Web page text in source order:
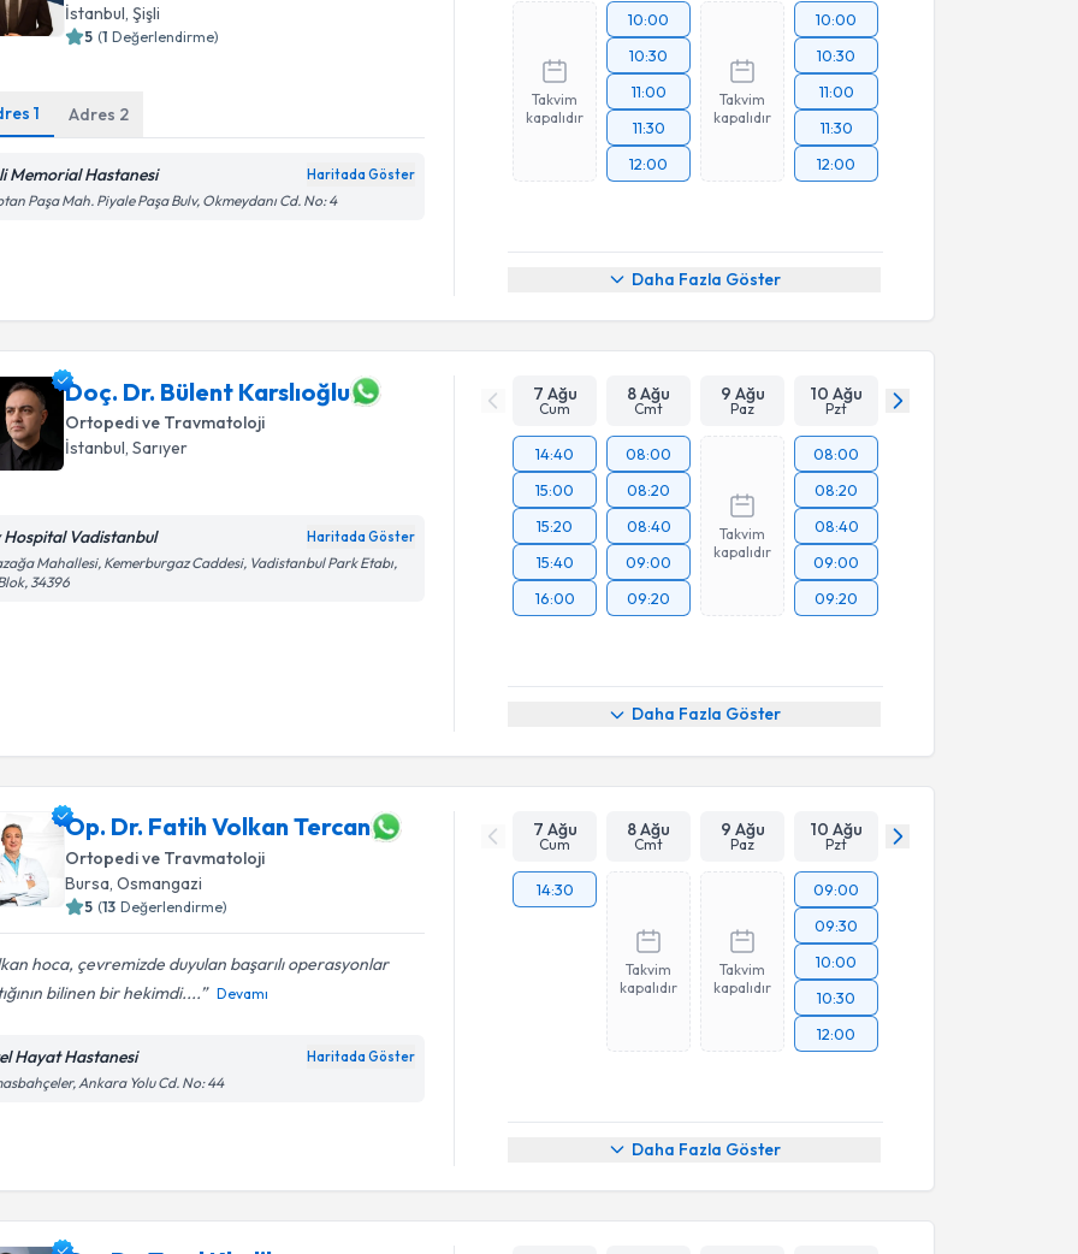
İstanbul , Şişli
5 (1 Değerlendirme)
1 Adres 2
Memorial Hastanesi Haritada Göster
Paşa Mah. Piyale Paşa Bulv, Okmeydanı Cd. No: 4
Takvim
kapalıdır
10:00
10:30
11:00
11:30
12:00
Takvim
kapalıdır
10:00
10:30
11:00
11:30
12:00
Daha Fazla Göster
Doç. Dr. Bülent Karslıoğlu
Ortopedi ve Travmatoloji
İstanbul, Sarıyer
Hospital Vadistanbul Haritada Göster
Mahallesi, Kemerburgaz Caddesi, Vadistanbul Park Etabı,
34396
7 Ağu
Cum
8 Ağu
Cmt
9 Ağu
Paz
10 Ağu
Pzt
14:40
15:00
15:20
15:40
16:00
08:00
08:20
08:40
09:00
09:20
Takvim
kapalıdır
08:00
08:20
08:40
09:00
09:20
Daha Fazla Göster
Op. Dr. Fatih Volkan Tercan
Ortopedi ve Travmatoloji
Bursa , Osmangazi
5 (13 Değerlendirme)
hoca, çevremizde duyulan başarılı operasyonlar
bilinen bir hekimdi....
Devamı
Hayat Hastanesi Haritada Göster
Ankara Yolu Cd. No: 44
7 Ağu
Cum
8 Ağu
Cmt
9 Ağu
Paz
10 Ağu
Pzt
14:30
Takvim
kapalıdır
Takvim
kapalıdır
09:00
09:30
10:00
10:30
12:00
Daha Fazla Göster